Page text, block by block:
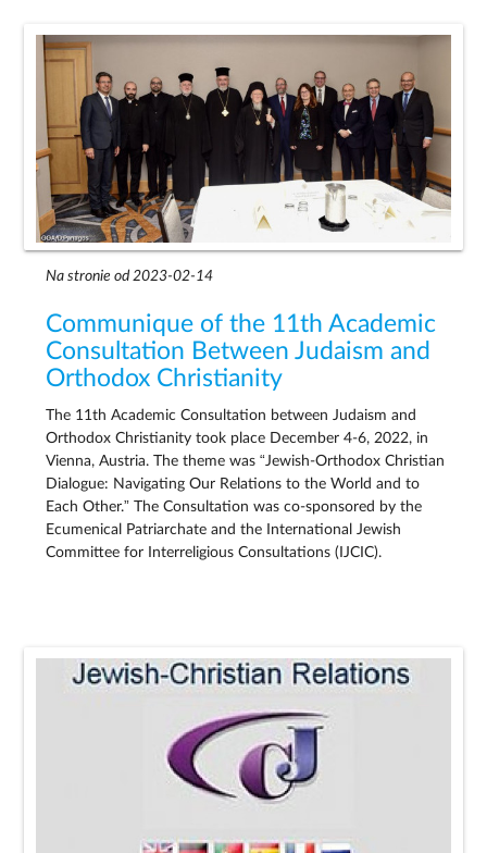
Na stronie od 2023-02-14
Communique of the 11th Academic
Consultation Between Judaism and
Orthodox Christianity
The 11th Academic Consultation between Judaism and
Orthodox Christianity took place December 4-6, 2022, in
Vienna, Austria. The theme was “Jewish-Orthodox Christian
Dialogue: Navigating Our Relations to the World and to
Each Other.” The Consultation was co-sponsored by the
Ecumenical Patriarchate and the International Jewish
Committee for Interreligious Consultations (IJCIC).